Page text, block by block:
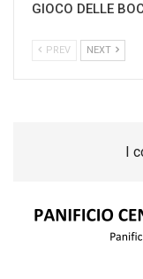
GIOCO DELLE
PREV NEXT
I